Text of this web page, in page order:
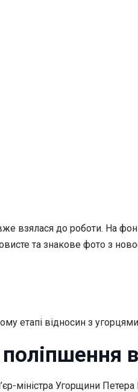
взялася до роботи. На
та знакове фото з
етапі відносин з
міністра Угорщини